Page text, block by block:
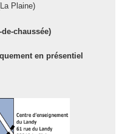
Plaine)
chaussée)
en présentiel